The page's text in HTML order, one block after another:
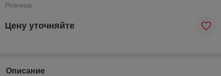
Розница
Цену уточняйте
Описание